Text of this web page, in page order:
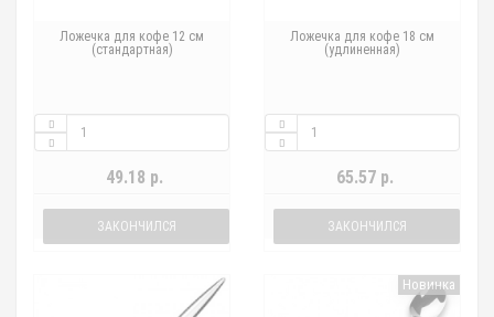
Ложечка для кофе 12 см
(стандартная)
49.18 р.
ЗАКОНЧИЛСЯ
Ложечка для кофе 18 см
(удлиненная)
65.57 р.
ЗАКОНЧИЛСЯ
Новинка